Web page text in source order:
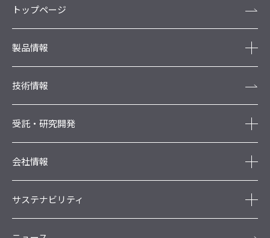
トップページ
製品情報
技術情報
受託・研究開発
会社情報
サステナビリティ